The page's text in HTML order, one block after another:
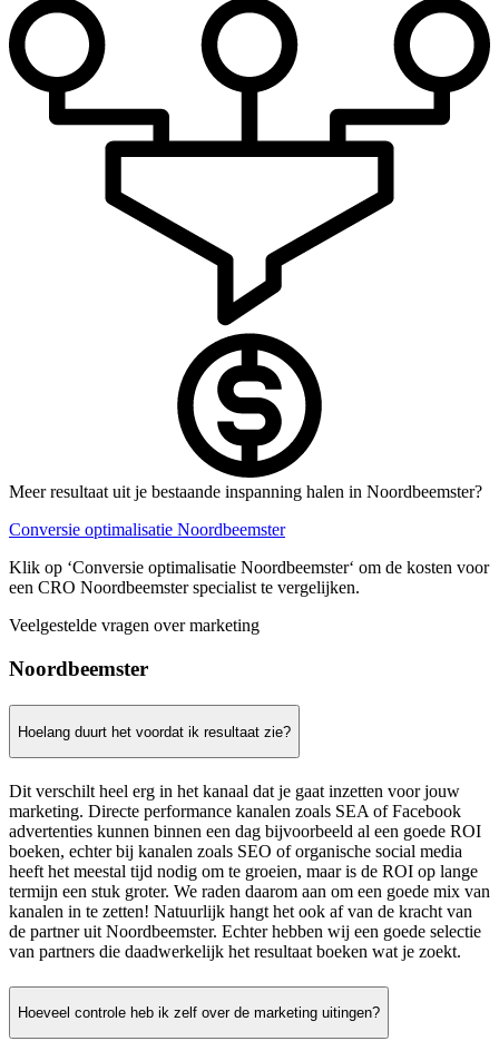
Meer resultaat uit je bestaande inspanning halen in Noordbeemster?
Conversie optimalisatie Noordbeemster
Klik op ‘Conversie optimalisatie Noordbeemster‘ om de kosten voor
een CRO Noordbeemster specialist te vergelijken.
Veelgestelde vragen over marketing
Noordbeemster
Hoelang duurt het voordat ik resultaat zie?
Dit verschilt heel erg in het kanaal dat je gaat inzetten voor jouw
marketing. Directe performance kanalen zoals SEA of Facebook
advertenties kunnen binnen een dag bijvoorbeeld al een goede ROI
boeken, echter bij kanalen zoals SEO of organische social media
heeft het meestal tijd nodig om te groeien, maar is de ROI op lange
termijn een stuk groter. We raden daarom aan om een goede mix van
kanalen in te zetten! Natuurlijk hangt het ook af van de kracht van
de partner uit Noordbeemster. Echter hebben wij een goede selectie
van partners die daadwerkelijk het resultaat boeken wat je zoekt.
Hoeveel controle heb ik zelf over de marketing uitingen?